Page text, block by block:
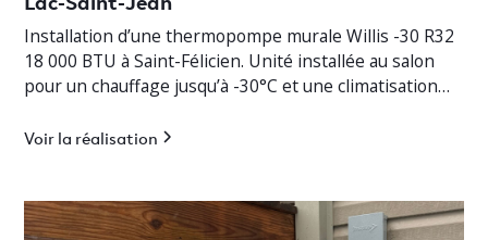
Installation d’une thermopompe murale Willis -30 R32
18 000 BTU à Saint-Félicien. Unité installée au salon
pour un chauffage jusqu’à -30°C et une climatisation
Voir la réalisation